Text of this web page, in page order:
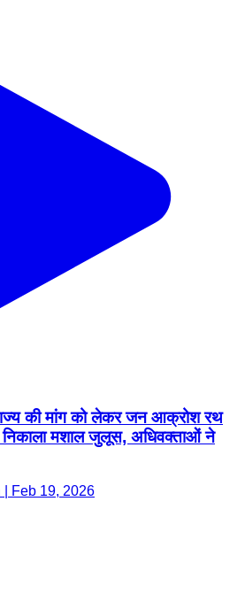
की मांग को लेकर जन आक्रोश रथ
मशाल जुलूस, अधिवक्ताओं ने
| Feb 19, 2026